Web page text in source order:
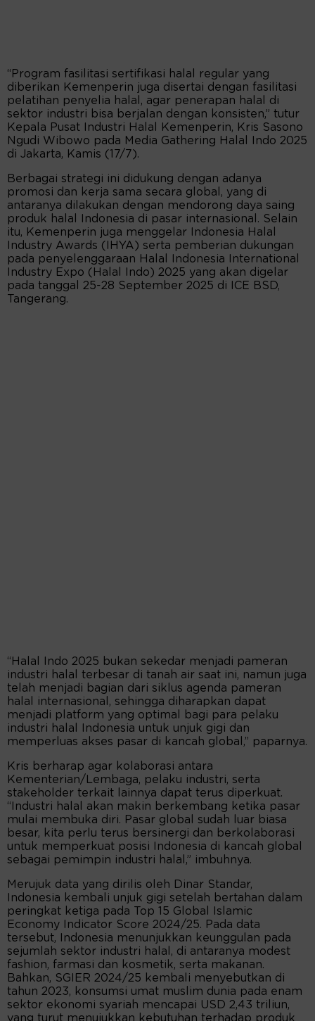
“Program fasilitasi sertifikasi halal regular yang
diberikan Kemenperin juga disertai dengan fasilitasi
pelatihan penyelia halal, agar penerapan halal di
sektor industri bisa berjalan dengan konsisten,” tutur
Kepala Pusat Industri Halal Kemenperin, Kris Sasono
Ngudi Wibowo pada Media Gathering Halal Indo 2025
di Jakarta, Kamis (17/7).
Berbagai strategi ini didukung dengan adanya
promosi dan kerja sama secara global, yang di
antaranya dilakukan dengan mendorong daya saing
produk halal Indonesia di pasar internasional. Selain
itu, Kemenperin juga menggelar Indonesia Halal
Industry Awards (IHYA) serta pemberian dukungan
pada penyelenggaraan Halal Indonesia International
Industry Expo (Halal Indo) 2025 yang akan digelar
pada tanggal 25-28 September 2025 di ICE BSD,
Tangerang.
“Halal Indo 2025 bukan sekedar menjadi pameran
industri halal terbesar di tanah air saat ini, namun juga
telah menjadi bagian dari siklus agenda pameran
halal internasional, sehingga diharapkan dapat
menjadi platform yang optimal bagi para pelaku
industri halal Indonesia untuk unjuk gigi dan
memperluas akses pasar di kancah global,” paparnya.
Kris berharap agar kolaborasi antara
Kementerian/Lembaga, pelaku industri, serta
stakeholder terkait lainnya dapat terus diperkuat.
“Industri halal akan makin berkembang ketika pasar
mulai membuka diri. Pasar global sudah luar biasa
besar, kita perlu terus bersinergi dan berkolaborasi
untuk memperkuat posisi Indonesia di kancah global
sebagai pemimpin industri halal,” imbuhnya.
Merujuk data yang dirilis oleh Dinar Standar,
Indonesia kembali unjuk gigi setelah bertahan dalam
peringkat ketiga pada Top 15 Global Islamic
Economy Indicator Score 2024/25. Pada data
tersebut, Indonesia menunjukkan keunggulan pada
sejumlah sektor industri halal, di antaranya modest
fashion, farmasi dan kosmetik, serta makanan.
Bahkan, SGIER 2024/25 kembali menyebutkan di
tahun 2023, konsumsi umat muslim dunia pada enam
sektor ekonomi syariah mencapai USD 2,43 triliun,
yang turut menujukkan kebutuhan terhadap produk